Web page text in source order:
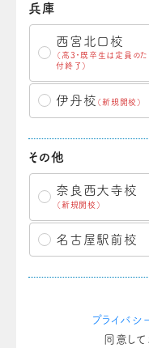
兵庫
西宮北口校
（高3・既卒生は定員の
付終了）
伊丹校 （新規開校）
その他
奈良西大寺校
（新規開校）
名古屋駅前校
プライバシ
同意し